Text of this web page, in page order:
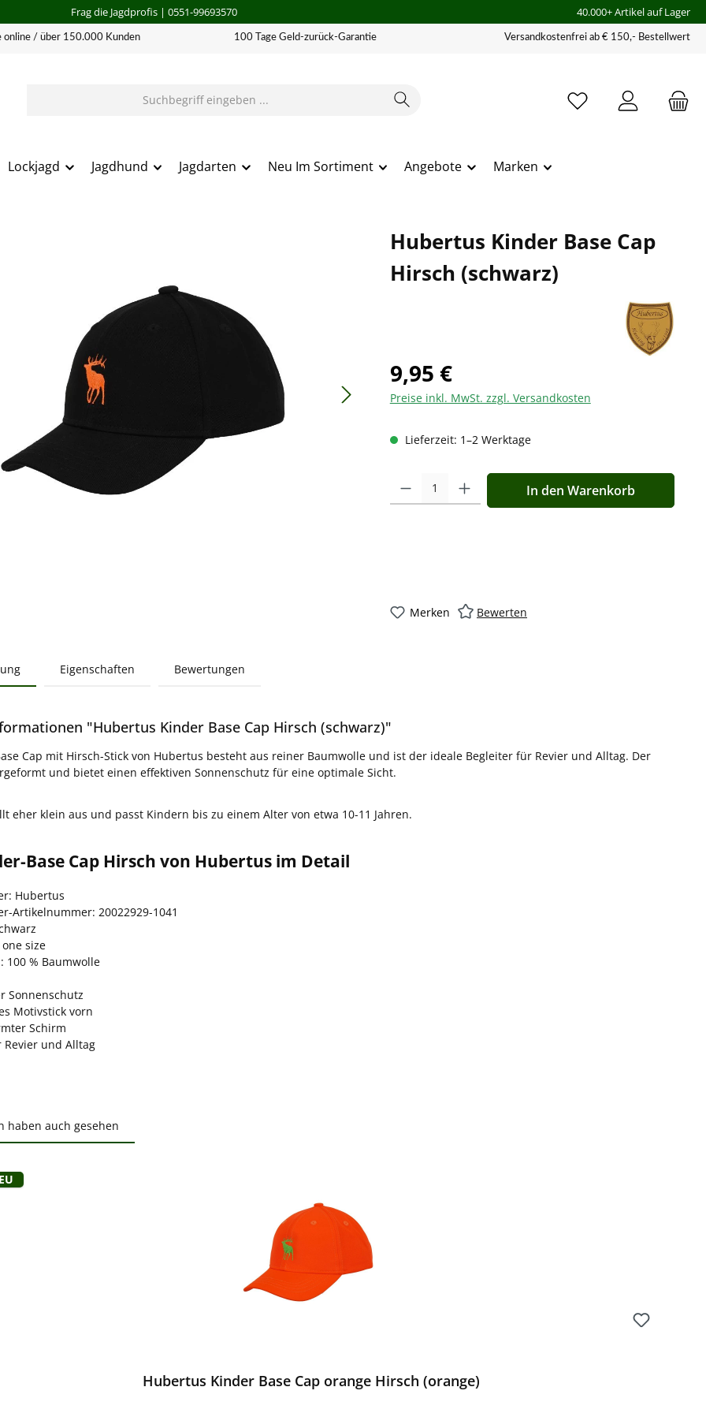
Frag die Jagdprofis| 0551-99693570 40.000+ Artikel auf Lager
online / über 150.000 Kunden 100 Tage Geld-zurück-Garantie Versandkostenfrei ab € 150,- Bestellwert
Lockjagd Jagdhund Jagdarten Neu Im Sortiment Angebote Marken
Hubertus Kinder Base Cap
Hirsch (schwarz)
9,95 €
Preise inkl. MwSt. zzgl. Versandkosten
Lieferzeit: 1–2 Werktage
Produkt Anzahl: Gib den gewünschten Wert ein oder
In den Warenkorb
Merken Bewerten
Eigenschaften Bewertungen
"Hubertus Kinder Base Cap Hirsch (schwarz)"
Cap mit Hirsch-Stick von Hubertus besteht aus reiner Baumwolle und ist der ideale Begleiter für Revier und Alltag. Der
und bietet einen effektiven Sonnenschutz für eine optimale Sicht.
eher klein aus und passt Kindern bis zu einem Alter von etwa 10-11 Jahren.
Base Cap Hirsch von Hubertus im Detail
Hubertus
Artikelnummer: 20022929-1041
size
100 % Baumwolle
Sonnenschutz
Motivstick vorn
Schirm
und Alltag
haben auch gesehen
Hubertus Kinder Base Cap orange Hirsch (orange)